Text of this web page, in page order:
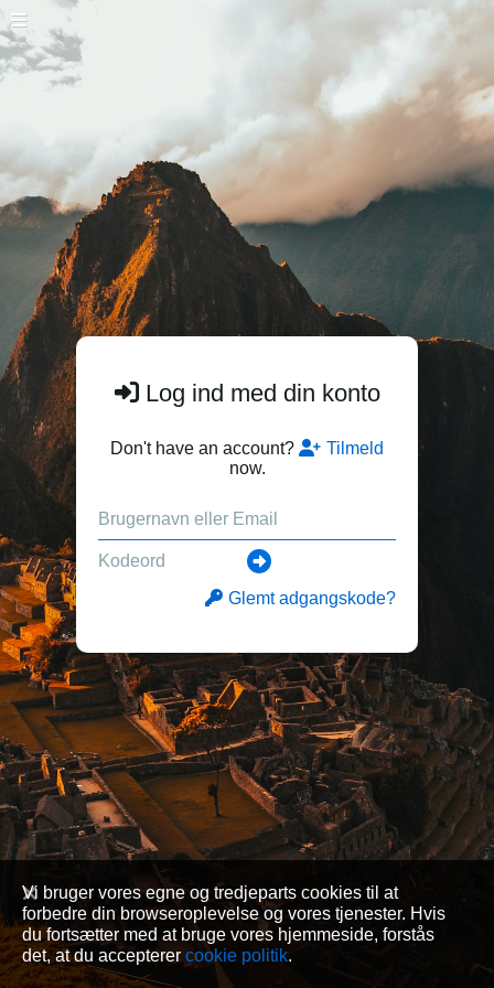
Log ind med din konto
Don't have an account?
Tilmeld
now.
Glemt adgangskode?
Vi bruger vores egne og tredjeparts cookies til at
forbedre din browseroplevelse og vores tjenester. Hvis
du fortsætter med at bruge vores hjemmeside, forstås
det, at du accepterer cookie politik.